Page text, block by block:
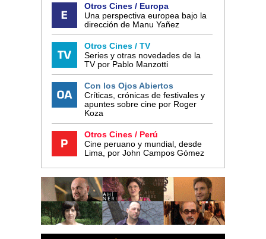
Otros Cines / Europa
Una perspectiva europea bajo la
dirección de Manu Yañez
Otros Cines / TV
Series y otras novedades de la
TV por Pablo Manzotti
Con los Ojos Abiertos
Críticas, crónicas de festivales y
apuntes sobre cine por Roger
Koza
Otros Cines / Perú
Cine peruano y mundial, desde
Lima, por John Campos Gómez